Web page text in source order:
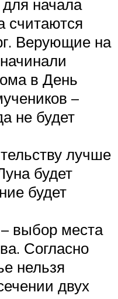
начала
считаются
Верующие на
в День
–
не будет
лучше
будет
будет
выбор места
Согласно
нельзя
двух